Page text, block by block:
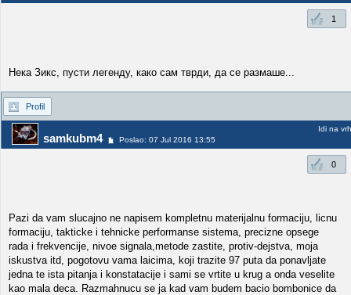
1
Нека Зикс, пусти легенду, како сам тврди, да се размаше...
Profil
samkubm4 Poslao: 07 Jul 2016 13:55
Idi na vrh
0
Pazi da vam slucajno ne napisem kompletnu materijalnu formaciju, licnu
formaciju, takticke i tehnicke performanse sistema, precizne opsege
rada i frekvencije, nivoe signala,metode zastite, protiv-dejstva, moja
iskustva itd, pogotovu vama laicima, koji trazite 97 puta da ponavljate
jedna te ista pitanja i konstatacije i sami se vrtite u krug a onda veselite
kao mala deca. Razmahnucu se ja kad vam budem bacio bombonice da